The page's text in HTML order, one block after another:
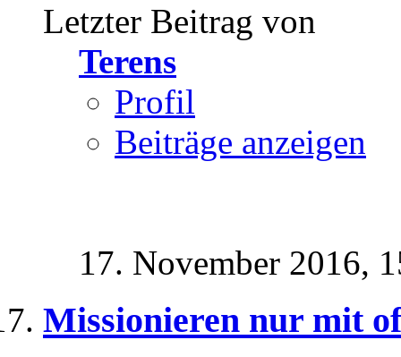
Letzter Beitrag von
Terens
Profil
Beiträge anzeigen
17. November 2016,
Missionieren nur mit